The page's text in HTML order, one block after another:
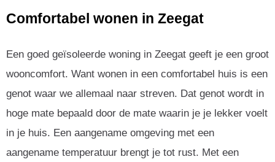
Comfortabel wonen in Zeegat
Een goed geïsoleerde woning in Zeegat geeft je een groot
wooncomfort. Want wonen in een comfortabel huis is een
genot waar we allemaal naar streven. Dat genot wordt in
hoge mate bepaald door de mate waarin je je lekker voelt
in je huis. Een aangename omgeving met een
aangename temperatuur brengt je tot rust. Met een